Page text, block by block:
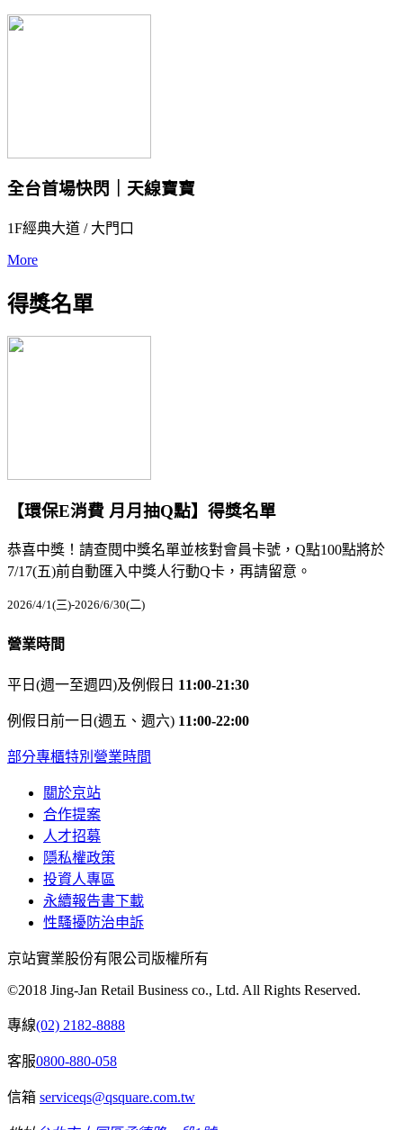
全台首場快閃｜天線寶寶
1F經典大道 / 大門口
More
得獎名單
【環保E消費 月月抽Q點】得獎名單
恭喜中獎！請查閱中獎名單並核對會員卡號，Q點100點將於
7/17(五)前自動匯入中獎人行動Q卡，再請留意。
2026/4/1(三)-2026/6/30(二)
營業時間
平日(週一至週四)及例假日 11:00-21:30
例假日前一日(週五、週六) 11:00-22:00
部分專櫃特別營業時間
關於京站
合作提案
人才招募
隱私權政策
投資人專區
永續報告書下載
性騷擾防治申訴
京站實業股份有限公司版權所有
©2018 Jing-Jan Retail Business co., Ltd. All Rights Reserved.
專線(02) 2182-8888
客服0800-880-058
信箱 serviceqs@qsquare.com.tw